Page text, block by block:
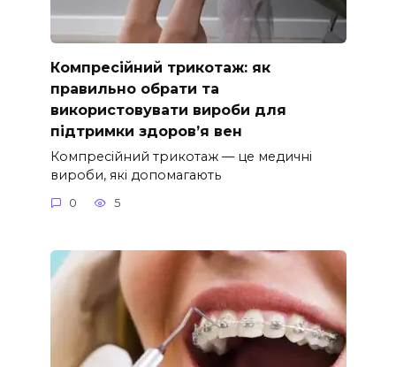
Компресійний трикотаж: як
правильно обрати та
використовувати вироби для
підтримки здоров’я вен
Компресійний трикотаж — це медичні
вироби, які допомагають
0 5